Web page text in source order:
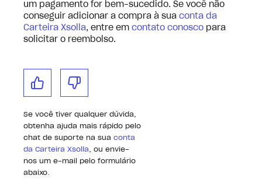
um pagamento for bem-sucedido. Se você não
conseguir adicionar a compra à sua conta da
Carteira Xsolla, entre em contato conosco para
solicitar o reembolso.
Se você tiver qualquer dúvida,
obtenha ajuda mais rápido pelo
chat de suporte na sua conta
da Carteira Xsolla , ou envie-
nos um e-mail pelo formulário
abaixo.